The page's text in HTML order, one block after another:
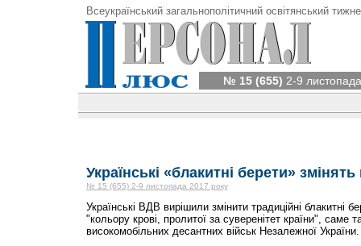
Всеукраїнський загальнополітичний освітянський
№ 15 (655) 2-9
Українські «блакитні берети» змінять
№ 15 (655) 2-9 листопада 2017 року
Українські ВДВ вирішили змінити традиційні блакитні
"кольору крові, пролитої за суверенітет країни", саме
високомобільних десантних військ Незалежної України.